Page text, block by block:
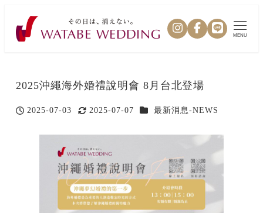
MENU
2025沖繩海外婚禮說明會 8月台北登場
投稿日
2025-07-03
更新日
2025-07-07 カテゴリー
最新消息-NEWS